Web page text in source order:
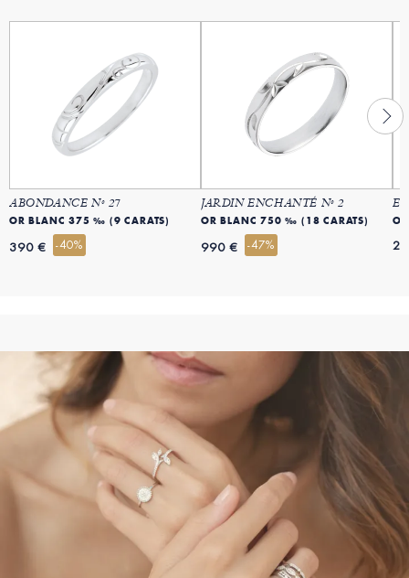
ABONDANCE Nº 27
OR BLANC 375 ‰ (9 CARATS)
390 € -40%
JARDIN ENCHANTÉ Nº 2
OR BLANC 750 ‰ (18 CARATS)
990 € -47%